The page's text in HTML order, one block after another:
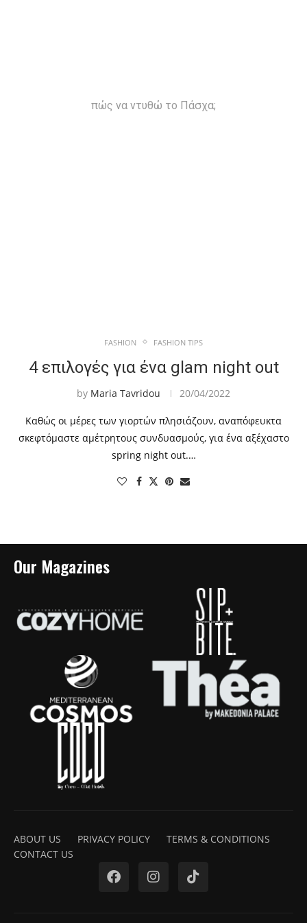
πώς να ντυθώ το Πάσχα;
FASHION FASHION TIPS
4 επιλογές για ένα glam night out
by Maria Tavridou 20/04/2022
Καθώς οι μέρες των γιορτών πλησιάζουν, αναπόφευκτα
σκεφτόμαστε αμέτρητους συνδυασμούς, για ένα αξέχαστο
spring night out.…
Our Magazines
ABOUT US PRIVACY POLICY
TERMS & CONDITIONS
CONTACT US